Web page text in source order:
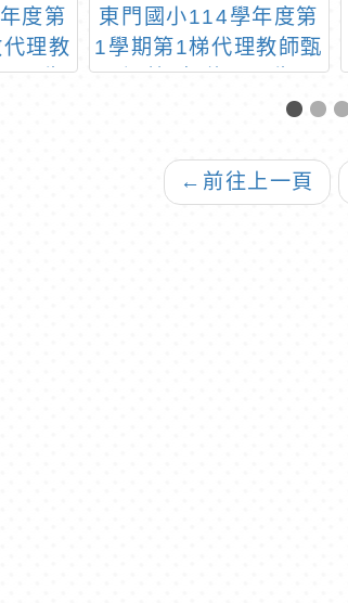
度第
理教
公告
東門國小114學年度第
1學期第1梯代理教師甄
選第1招錄取公告
← 前往上一頁